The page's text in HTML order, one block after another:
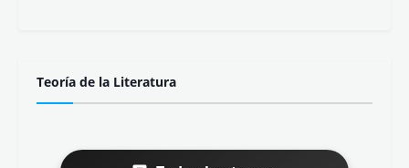
Teoría de la Literatura